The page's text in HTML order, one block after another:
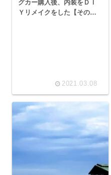
グカー購入後、内装をＤＩ
Ｙリメイクをした【その１
2021.03.08